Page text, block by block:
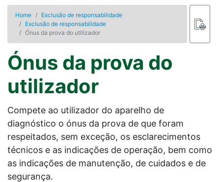
Home
Exclusão de responsabilidade
Exclusão de responsabilidade
Ónus da prova do utilizador
Ónus da prova do
utilizador
Compete ao utilizador do aparelho de
diagnóstico o ónus da prova de que foram
respeitados, sem exceção, os esclarecimentos
técnicos e as indicações de operação, bem como
as indicações de manutenção, de cuidados e de
segurança.